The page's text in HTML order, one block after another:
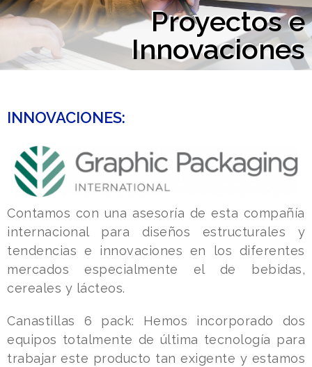
Proyectos e
Innovaciones
INNOVACIONES:
Contamos con una asesoría de esta compañía
internacional para diseños estructurales y
tendencias e innovaciones en los diferentes
mercados especialmente el de bebidas,
cereales y lácteos.
Canastillas 6 pack: Hemos incorporado dos
equipos totalmente de última tecnología para
trabajar este producto tan exigente y estamos